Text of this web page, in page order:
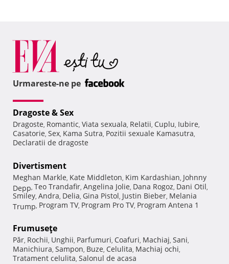
Urmareste-ne pe
Dragoste & Sex
Dragoste, Romantic, Viata sexuala, Relatii, Cuplu, Iubire,
Casatorie, Sex, Kama Sutra, Pozitii sexuale Kamasutra,
Declaratii de dragoste
Divertisment
Meghan Markle, Kate Middleton, Kim Kardashian, Johnny
Depp, Teo Trandafir, Angelina Jolie, Dana Rogoz, Dani Otil,
Smiley, Andra, Delia, Gina Pistol, Justin Bieber, Melania
Trump, Program TV, Program Pro TV, Program Antena 1
Frumuseţe
Păr, Rochii, Unghii, Parfumuri, Coafuri, Machiaj, Sani,
Manichiura, Sampon, Buze, Celulita, Machiaj ochi,
Tratament celulita, Salonul de acasa